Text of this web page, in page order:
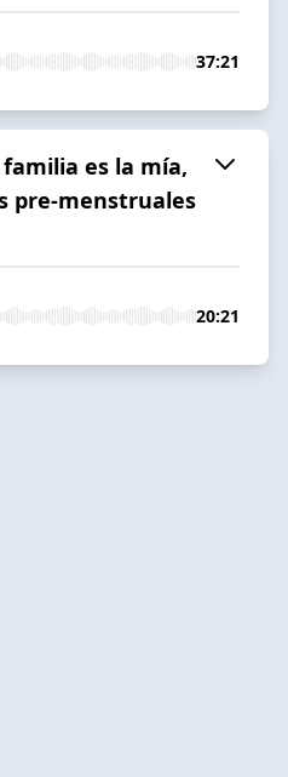
37:21
es la mía,
pre-menstruales
20:21